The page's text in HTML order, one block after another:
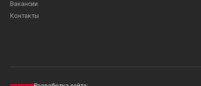
Вакансии
Контакты